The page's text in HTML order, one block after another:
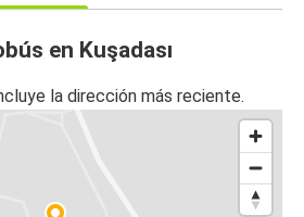
en Kuşadası
la dirección más reciente.